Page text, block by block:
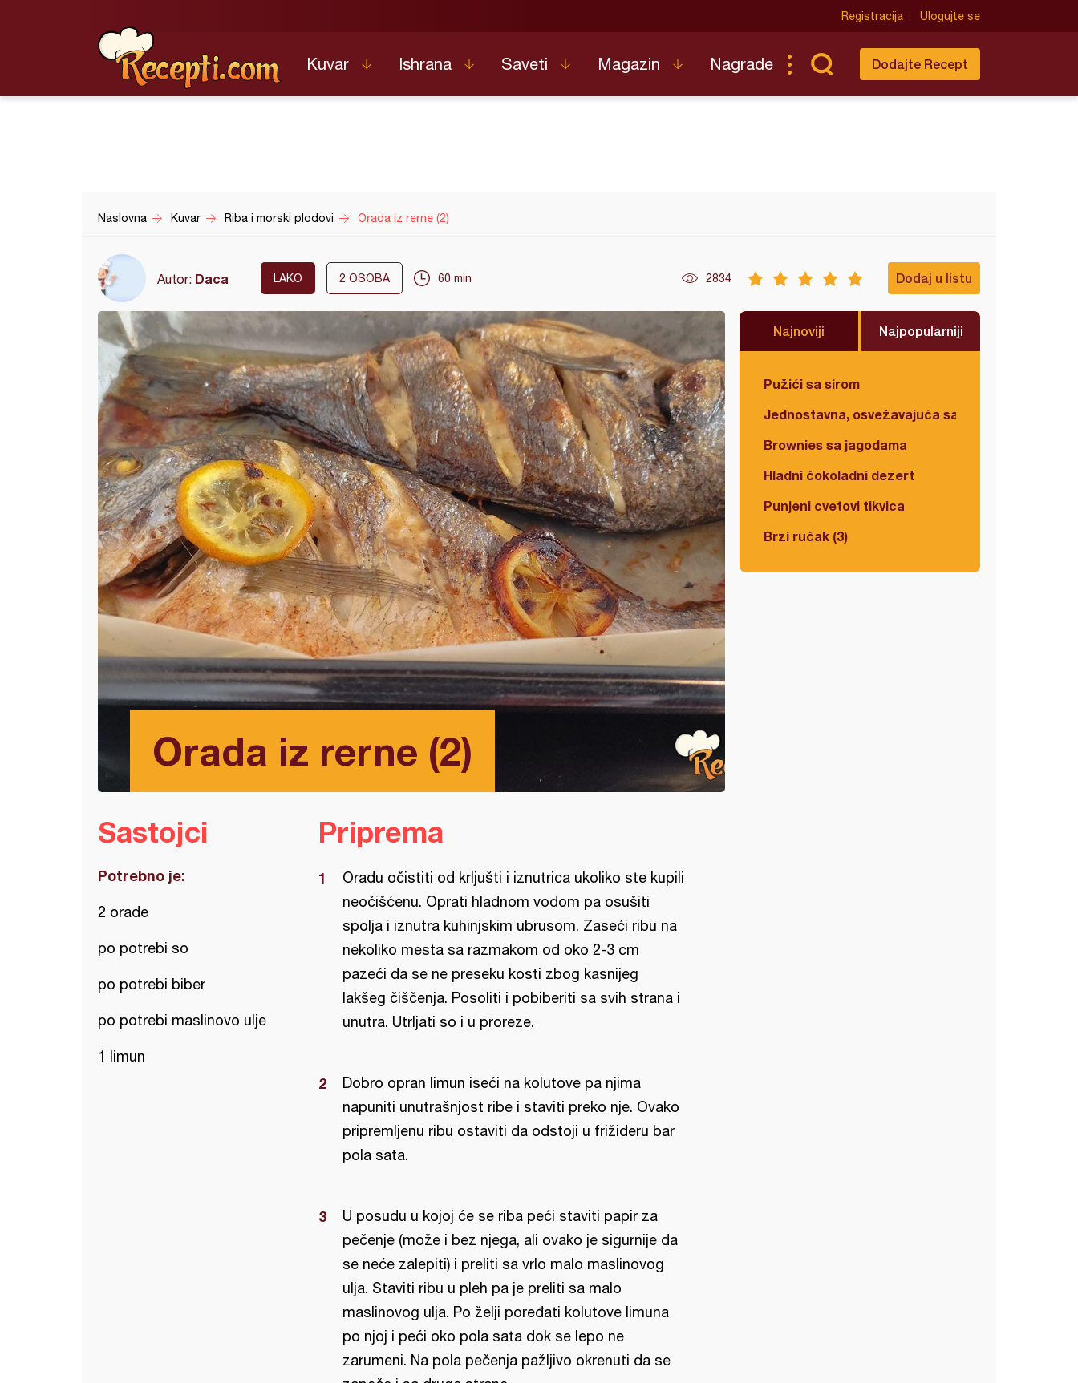
Registracija Ulogujte se
Kuvar Ishrana Saveti Magazin Nagrade Dodajte Recept
Naslovna Kuvar Riba i morski plodovi Orada iz rerne (2)
Autor: Daca LAKO 2 OSOBA 60 min 2834 Dodaj u listu
Orada iz rerne (2)
Najnoviji Najpopularniji
Pužići sa sirom
Jednostavna, osvežavajuća salata
Brownies sa jagodama
Hladni čokoladni dezert
Punjeni cvetovi tikvica
Brzi ručak (3)
Sastojci
Potrebno je:
2 orade
po potrebi so
po potrebi biber
po potrebi maslinovo ulje
1 limun
Priprema
Oradu očistiti od krljušti i iznutrica ukoliko ste kupili
neočišćenu. Oprati hladnom vodom pa osušiti
spolja i iznutra kuhinjskim ubrusom. Zaseći ribu na
nekoliko mesta sa razmakom od oko 2-3 cm
pazeći da se ne preseku kosti zbog kasnijeg
lakšeg čiščenja. Posoliti i pobiberiti sa svih strana i
unutra. Utrljati so i u proreze.
Dobro opran limun iseći na kolutove pa njima
napuniti unutrašnjost ribe i staviti preko nje. Ovako
pripremljenu ribu ostaviti da odstoji u frižideru bar
pola sata.
U posudu u kojoj će se riba peći staviti papir za
pečenje (može i bez njega, ali ovako je sigurnije da
se neće zalepiti) i preliti sa vrlo malo maslinovog
ulja. Staviti ribu u pleh pa je preliti sa malo
maslinovog ulja. Po želji poređati kolutove limuna
po njoj i peći oko pola sata dok se lepo ne
zarumeni. Na pola pečenja pažljivo okrenuti da se